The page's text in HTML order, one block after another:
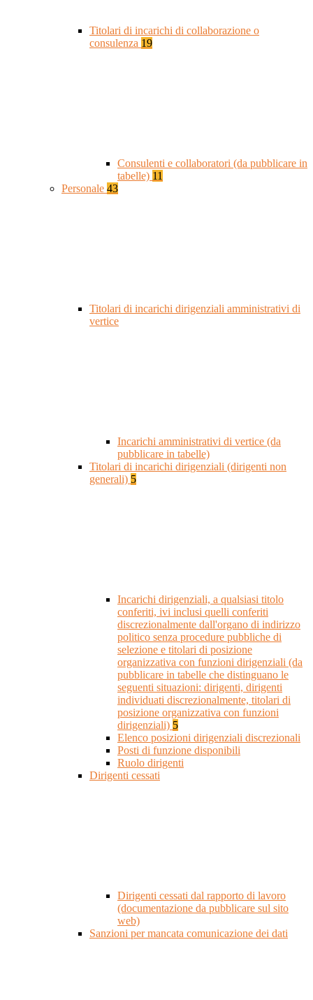
Titolari di incarichi di collaborazione o
consulenza 19
Consulenti e collaboratori (da pubblicare in
tabelle) 11
Personale 43
Titolari di incarichi dirigenziali amministrativi di
vertice
Incarichi amministrativi di vertice (da
pubblicare in tabelle)
Titolari di incarichi dirigenziali (dirigenti non
generali) 5
Incarichi dirigenziali, a qualsiasi titolo
conferiti, ivi inclusi quelli conferiti
discrezionalmente dall'organo di indirizzo
politico senza procedure pubbliche di
selezione e titolari di posizione
organizzativa con funzioni dirigenziali (da
pubblicare in tabelle che distinguano le
seguenti situazioni: dirigenti, dirigenti
individuati discrezionalmente, titolari di
posizione organizzativa con funzioni
dirigenziali) 5
Elenco posizioni dirigenziali discrezionali
Posti di funzione disponibili
Ruolo dirigenti
Dirigenti cessati
Dirigenti cessati dal rapporto di lavoro
(documentazione da pubblicare sul sito
web)
Sanzioni per mancata comunicazione dei dati